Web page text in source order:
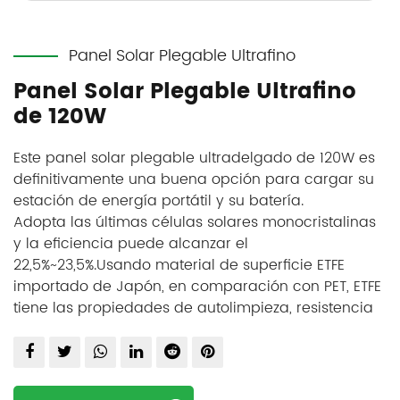
Panel Solar Plegable Ultrafino
Panel Solar Plegable Ultrafino
de 120W
Este panel solar plegable ultradelgado de 120W es
definitivamente una buena opción para cargar su
estación de energía portátil y su batería.
Adopta las últimas células solares monocristalinas
y la eficiencia puede alcanzar el
22,5%~23,5%.Usando material de superficie ETFE
importado de Japón, en comparación con PET, ETFE
tiene las propiedades de autolimpieza, resistencia
Reemplaza el vidrio templado tradicional y hace
liviano.Los paneles solares laminados de ETFE se